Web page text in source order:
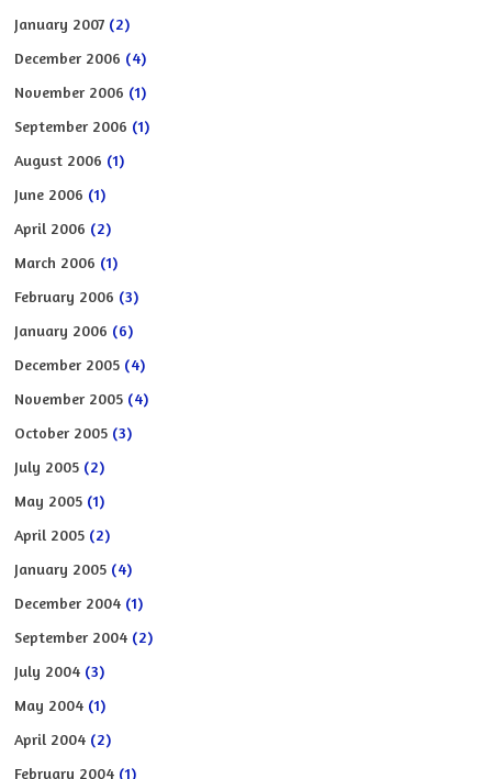
January 2007 (2)
December 2006 (4)
November 2006 (1)
September 2006 (1)
August 2006 (1)
June 2006 (1)
April 2006 (2)
March 2006 (1)
February 2006 (3)
January 2006 (6)
December 2005 (4)
November 2005 (4)
October 2005 (3)
July 2005 (2)
May 2005 (1)
April 2005 (2)
January 2005 (4)
December 2004 (1)
September 2004 (2)
July 2004 (3)
May 2004 (1)
April 2004 (2)
February 2004 (1)